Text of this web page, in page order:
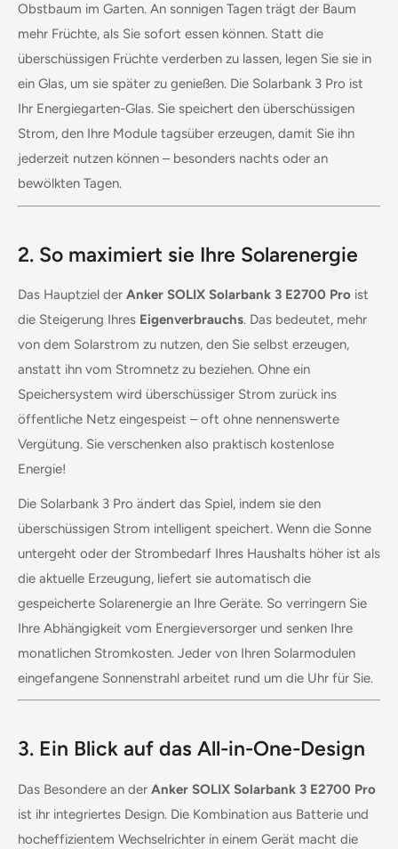
Obstbaum im Garten. An sonnigen Tagen trägt der Baum
mehr Früchte, als Sie sofort essen können. Statt die
überschüssigen Früchte verderben zu lassen, legen Sie sie in
ein Glas, um sie später zu genießen. Die Solarbank 3 Pro ist
Ihr Energiegarten-Glas. Sie speichert den überschüssigen
Strom, den Ihre Module tagsüber erzeugen, damit Sie ihn
jederzeit nutzen können – besonders nachts oder an
bewölkten Tagen.
2. So maximiert sie Ihre Solarenergie
Das Hauptziel der Anker SOLIX Solarbank 3 E2700 Pro ist
die Steigerung Ihres Eigenverbrauchs. Das bedeutet, mehr
von dem Solarstrom zu nutzen, den Sie selbst erzeugen,
anstatt ihn vom Stromnetz zu beziehen. Ohne ein
Speichersystem wird überschüssiger Strom zurück ins
öffentliche Netz eingespeist – oft ohne nennenswerte
Vergütung. Sie verschenken also praktisch kostenlose
Energie!
Die Solarbank 3 Pro ändert das Spiel, indem sie den
überschüssigen Strom intelligent speichert. Wenn die Sonne
untergeht oder der Strombedarf Ihres Haushalts höher ist als
die aktuelle Erzeugung, liefert sie automatisch die
gespeicherte Solarenergie an Ihre Geräte. So verringern Sie
Ihre Abhängigkeit vom Energieversorger und senken Ihre
monatlichen Stromkosten. Jeder von Ihren Solarmodulen
eingefangene Sonnenstrahl arbeitet rund um die Uhr für Sie.
3. Ein Blick auf das All-in-One-Design
Das Besondere an der Anker SOLIX Solarbank 3 E2700 Pro
ist ihr integriertes Design. Die Kombination aus Batterie und
hocheffizientem Wechselrichter in einem Gerät macht die